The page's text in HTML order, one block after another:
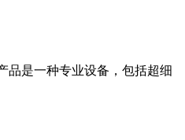
品是一种专业设备，包括超细